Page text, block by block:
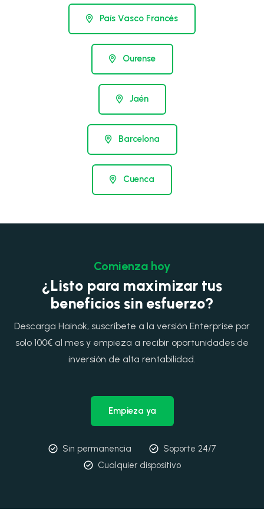
País Vasco Francés
Ourense
Jaén
Barcelona
Cuenca
Comienza hoy
¿Listo para maximizar tus
beneficios sin esfuerzo?
Descarga Hainok, suscríbete a la versión Enterprise por
solo 100€ al mes y empieza a recibir oportunidades de
inversión de alta rentabilidad.
Empieza ya
Sin permanencia
Soporte 24/7
Cualquier dispositivo